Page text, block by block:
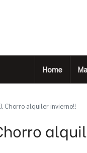
Home
Chorro alquiler invierno!!